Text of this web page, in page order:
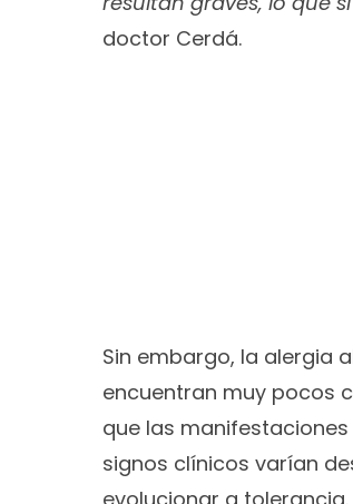
doctor Cerdá.
Sin embargo, la alergia
encuentran muy pocos
que las
signos clínicos varían